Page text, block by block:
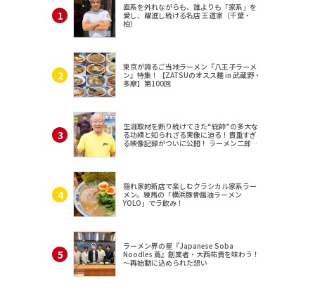
直系を外れながらも、誰よりも「家系」を
愛し、躍進し続ける名店 王道家（千葉・
柏）
東京が誇るご当地ラーメン『八王子ラーメ
ン』特集！【ZATSUのオスス麺 in 武蔵野・
多摩】第100回
生涯取材を断り続けてきた“総帥”の多大な
る功績と知られざる実像に迫る！貴重すぎ
る映像記録がついに公開！ ラーメン二郎
隠れ家的新店で楽しむクラシカル家系ラー
メン。練馬の「横浜豚骨醤油ラーメン
YOLO」でラ飲み！
ラーメン界の星『Japanese Soba
Noodles 蔦』創業者・大西祐貴を味わう！
～再始動に込められた想い